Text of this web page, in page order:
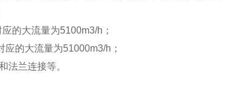
的大流量为5100m3/h；
应的大流量为51000m3/h；
法兰连接等。